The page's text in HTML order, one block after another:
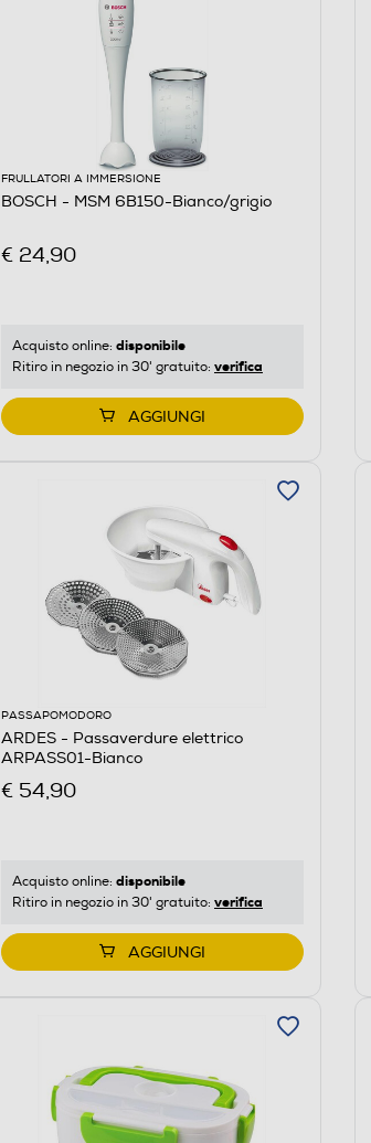
FRULLATORI A IMMERSIONE
BOSCH - MSM 6B150-Bianco/grigio
€ 24,90
Acquisto online: disponibile
Ritiro in negozio in 30' gratuito: verifica
AGGIUNGI
PASSAPOMODORO
ARDES - Passaverdure elettrico
ARPASS01-Bianco
€ 54,90
Acquisto online: disponibile
Ritiro in negozio in 30' gratuito: verifica
AGGIUNGI